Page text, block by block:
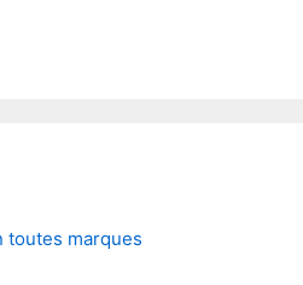
page
toutes marques